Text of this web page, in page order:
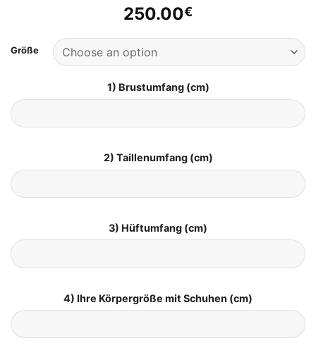
250.00€
Größe
1) Brustumfang (cm)
2) Taillenumfang (cm)
3) Hüftumfang (cm)
4) Ihre Körpergröße mit Schuhen (cm)